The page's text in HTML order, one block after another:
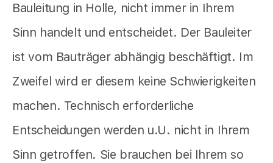
Bauleitung in Holle, nicht immer in Ihrem
Sinn handelt und entscheidet. Der Bauleiter
ist vom Bauträger abhängig beschäftigt. Im
Zweifel wird er diesem keine Schwierigkeiten
machen. Technisch erforderliche
Entscheidungen werden u.U. nicht in Ihrem
Sinn getroffen. Sie brauchen bei Ihrem so